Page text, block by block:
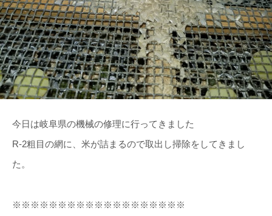
今日は岐阜県の機械の修理に行ってきました
R-2粗目の網に、米が詰まるので取出し掃除をしてきまし
た。
※※※※※※※※※※※※※※※※※※※